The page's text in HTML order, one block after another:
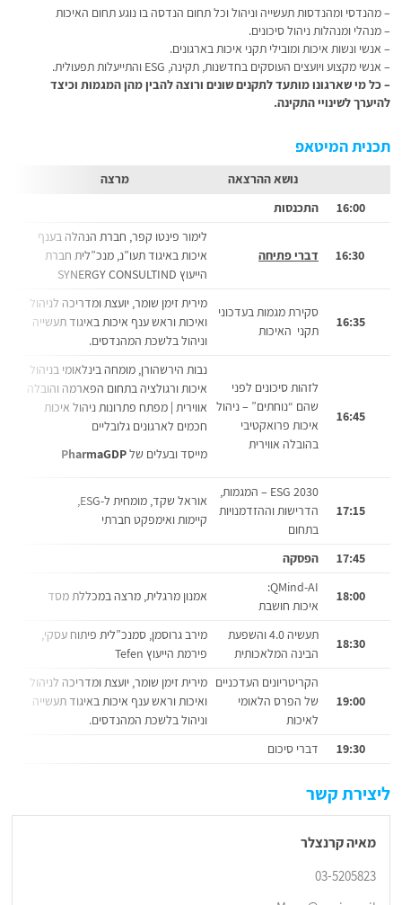
– מהנדסי ומהנדסות תעשייה וניהול וכל תחום הנדסה בו נוגע תחום האיכות
– מנהלי ומנהלות ניהול סיכונים.
– אנשי ונשות איכות ומובילי תקני איכות בארגונים.
– אנשי מקצוע ויועצים העוסקים בחדשנות, תקינה, ESG והתייעלות תפעולית.
– כל מי שארגונו מותעד לתקנים שונים ורוצה להבין מהן המגמות וכיצד
להיערך לשינויי התקינה.
תכנית המיטאפ
נושא ההרצאה
מרצה
16:00
התכנסות
דברי פתיחה
לימור פינטו קפר, חברת הנהלה בענף
איכות באיגוד תעו”נ, מנכ”לית חברת
הייעוץ SYNERGY CONSULTIND
16:35
סקירת מגמות בעדכוני
תקני האיכות
מירית זימן שומר, יועצת ומדריכה לניהול
ואיכות וראש ענף איכות באיגוד תעשייה
וניהול בלשכת המהנדסים.
16:45
לזהות סיכונים לפני
שהם “נוחתים” – ניהול
איכות פרואקטיבי
בהובלה אווירית
נבות הירשהורן, מומחה בינלאומי בניהול
איכות ורגולציה בתחום הפארמה והובלה
אווירית | מפתח פתרונות ניהול איכות
חכמים לארגונים גלובליים
מייסד ובעלים שלPharmaGDP
17:15
ESG 2030 – המגמות,
הדרישות וההזדמנויות
בתחום
אוראל שקד, מומחית ל-ESG,
קיימות ואימפקט חברתי
17:45 הפסקה
18:00
QMind-AI:
איכות חושבת
אמנון מרגלית, מרצה במכללת מסד
18:30
תעשיה 4.0 והשפעת
הבינה המלאכותית
מירב גרוסמן, סמנכ”לית פיתוח עסקי,
פירמת הייעוץ Tefen
19:00
הקריטריונים העדכניים
של הפרס הלאומי
לאיכות
מירית זימן שומר, יועצת ומדריכה לניהול
ואיכות וראש ענף איכות באיגוד תעשייה
וניהול בלשכת המהנדסים.
19:30
דברי סיכום
ליצירת קשר
מאיה קרנצלר
03-5205823